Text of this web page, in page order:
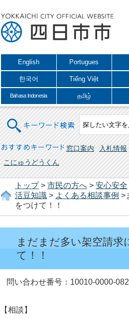
English Portugues
한국어 Tiếng Việt
Bahasa Indonesia தமிழ்
キーワード検索
おすすめキーワード 窓口案内 入札情報
こにゅうどうくん
トップ> 市民の方へ > 安心安全
活豆知識 > よくある相談事例 >
をつけて！！
まだまだ多い架空請求
て！！
問い合わせ番号：10010-0000-
【相談】